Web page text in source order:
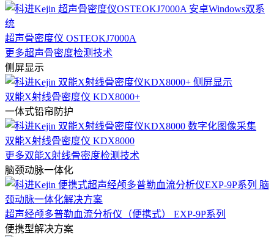
超声骨密度仪 OSTEOKJ7000A
更多超声骨密度检测技术
侧屏显示
双能X射线骨密度仪 KDX8000+
一体式铅帘防护
双能X射线骨密度仪 KDX8000
更多双能X射线骨密度检测技术
脑颈动脉一体化
超声经颅多普勒血流分析仪（便携式） EXP-9P系列
便携型解决方案